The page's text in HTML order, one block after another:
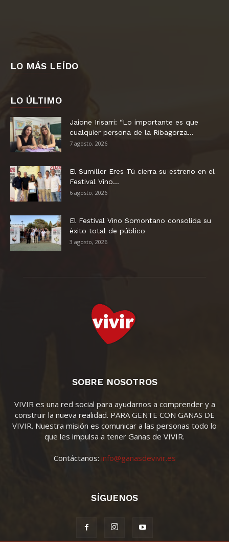
LO MÁS LEÍDO
LO ÚLTIMO
Jaione Irisarri: “Lo importante es que
cualquier persona de la Ribagorza...
7 agosto, 2026
El Sumiller Eres Tú cierra su estreno en el
Festival Vino...
6 agosto, 2026
El Festival Vino Somontano consolida su
éxito total de público
3 agosto, 2026
SOBRE NOSOTROS
VIVIR es una red social para ayudarnos a comprender y a
construir la nueva realidad. PARA GENTE CON GANAS DE
VIVIR. Nuestra misión es comunicar a las personas todo lo
que les impulsa a tener Ganas de VIVIR.
Contáctanos: info@ganasdevivir.es
SÍGUENOS